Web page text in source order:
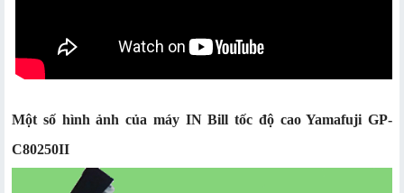
Một số hình ảnh của máy IN Bill tốc độ cao Yamafuji GP-
C80250II